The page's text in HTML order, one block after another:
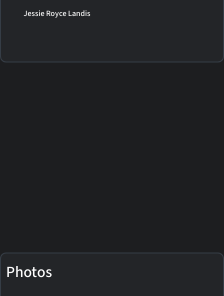
Jessie Royce Landis
Photos